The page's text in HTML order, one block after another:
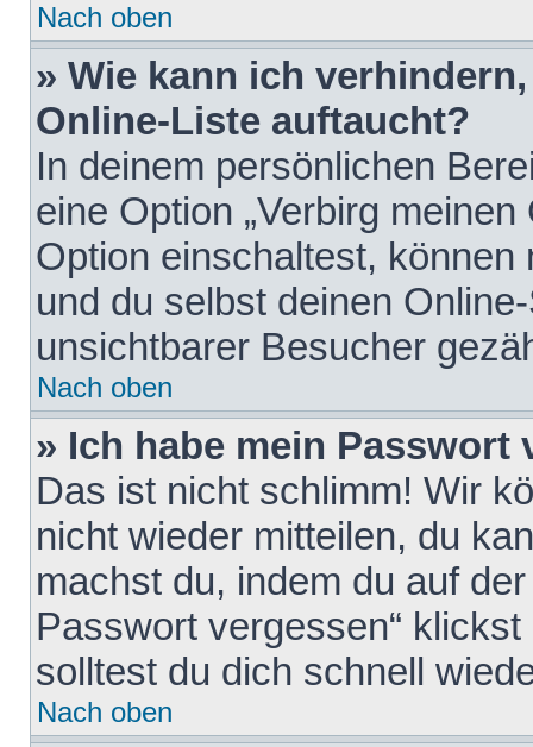
Nach oben
» Wie kann ich
Online-Liste auftaucht?
In deinem persönlichen
eine Option „Verbirg
Option einschaltest,
und du selbst deinen
unsichtbarer Besucher
Nach oben
» Ich habe mein Passwort
Das ist nicht schlimm! Wir
nicht wieder mitteilen, du
machst du, indem du auf
Passwort vergessen“
solltest du dich schnell
Nach oben